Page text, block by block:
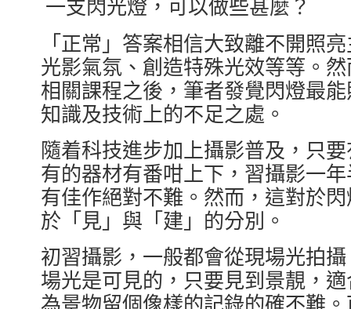
「正常」答案相信大致離不開照
光影氣氛、創造特殊光效等等。
相關課程之後，筆者發覺閃燈最
知識及技術上的不足之處。
隨着科技進步加上攝影普及，只
有的器材有番咁上下，習攝影一
有佳作絕對不難。然而，這對於
於「見」與「建」的分別。
初習攝影，一般都會從現場光拍
場光是可見的，只要見到景靚，
為景物留個像樣的記錄的確不難